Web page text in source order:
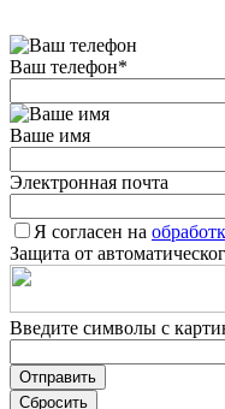
Ваш телефон*
Ваше имя
Электронная почта
Я согласен на
Защита от
Введите символы с